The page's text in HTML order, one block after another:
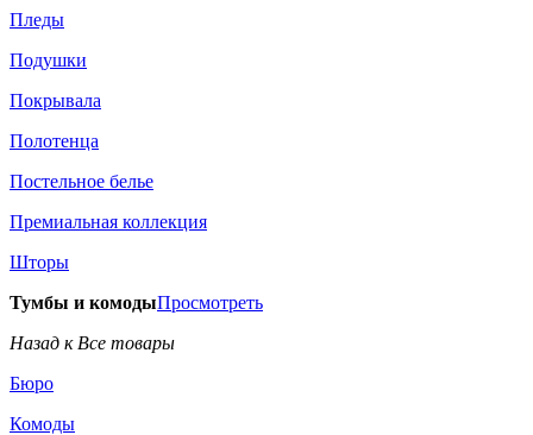
Пледы
Подушки
Покрывала
Полотенца
Постельное белье
Премиальная коллекция
Шторы
Тумбы и комодыПросмотреть
Назад к Все товары
Бюро
Комоды